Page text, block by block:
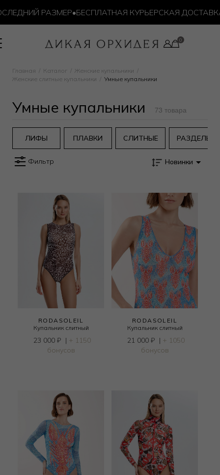
РАЗМЕР•БЕСПЛАТНАЯ КУРЬЕРСКАЯ ДОСТАВКА
Главная Каталог
Женские купальники
Женские слитные купальники
Умные купальники
Умные купальники 73 товара
ЛИФЫ ПЛАВКИ СЛИТНЫЕ
Фильтр Новинки
RODASOLEIL
Купальник слитный
23 000 ₽ | + 1150
бонусов
RODASOLEIL
Купальник слитный
21 000 ₽ | + 1050
бонусов